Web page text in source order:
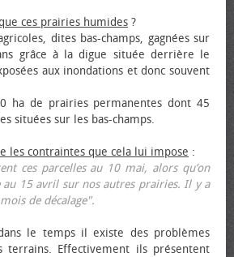
ces prairies humides ?
dites bas-champs, gagnées sur
grâce à la digue située derrière le
aux inondations et donc souvent
ha de prairies permanentes dont 45
situées sur les bas-champs.
les contraintes que cela lui impose :
ces parcelles au 10 mai, alors qu’on
au 15 avril sur nos autres prairies. Il y a
de décalage".
le temps il existe des problèmes
terrains. Effectivement ils présentent